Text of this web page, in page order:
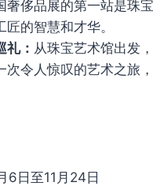
奢侈品展的第一站是珠
的智慧和才华。
礼： 从珠宝艺术馆出发
令人惊叹的艺术之旅
6日至11月24日